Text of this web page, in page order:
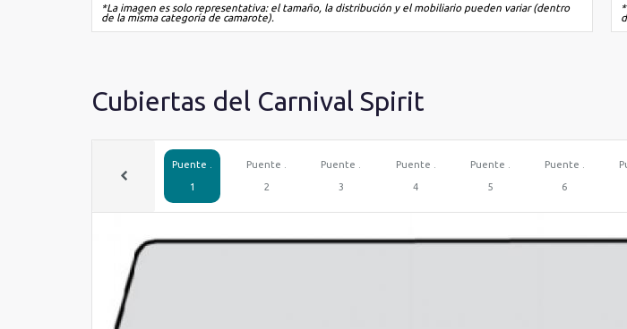
*La imagen es solo representativa: el tamaño, la distribución y el mobiliario pueden variar (dentro
de la misma categoría de camarote).
Cubiertas del Carnival Spirit
Puente .
1
Puente .
2
Puente .
3
Puente .
4
Puente .
5
Puente .
6